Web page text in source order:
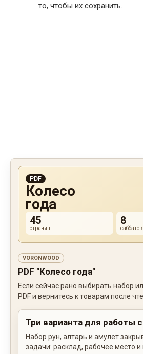
то, чтобы их сохранить.
PDF
Колесо
года
45
страниц
8
саббатов
VORONWOOD
PDF "Колесо года"
Если сейчас рано выбирать набор
PDF и вернитесь к товарам после
Три варианта для работы
Набор рун, алтарь и амулет
задачи: расклад, рабочее место